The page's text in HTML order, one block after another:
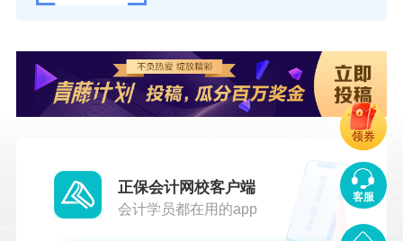
注意！2021年期货考试网上缴费要注意什么？支
付失败怎么办？
正保会计网校客户端
会计学员都在用的app
客服
领券